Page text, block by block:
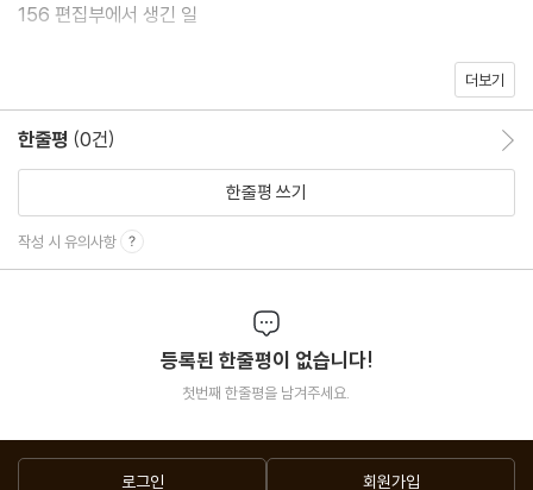
156 편집부에서 생긴 일
018 거북 개미의 진화는 거꾸로도 간다
028 화보 | 날 것 그대로의 아름다움, 야생동물
088 영화 ‘다크 워터스’로 본 과불화화합물의 진실
124 나는 과학동아 키즈 | 감염병 역학조사관이 된 이유
더보기
한줄평 (0건)
한줄평 쓰기
작성 시 유의사항
등록된 한줄평이 없습니다!
첫번째 한줄평을 남겨주세요.
로그인 회원가입